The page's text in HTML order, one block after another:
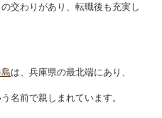
交わりがあり、転職後も充実し
は、兵庫県の最北端にあり、
名前で親しまれています。